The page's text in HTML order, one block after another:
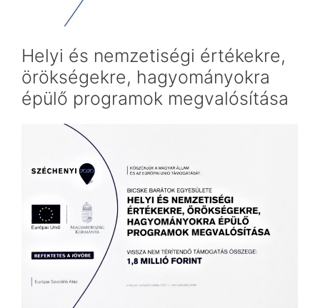
Helyi és nemzetiségi értékekre,
örökségekre, hagyományokra
épülő programok megvalósítása